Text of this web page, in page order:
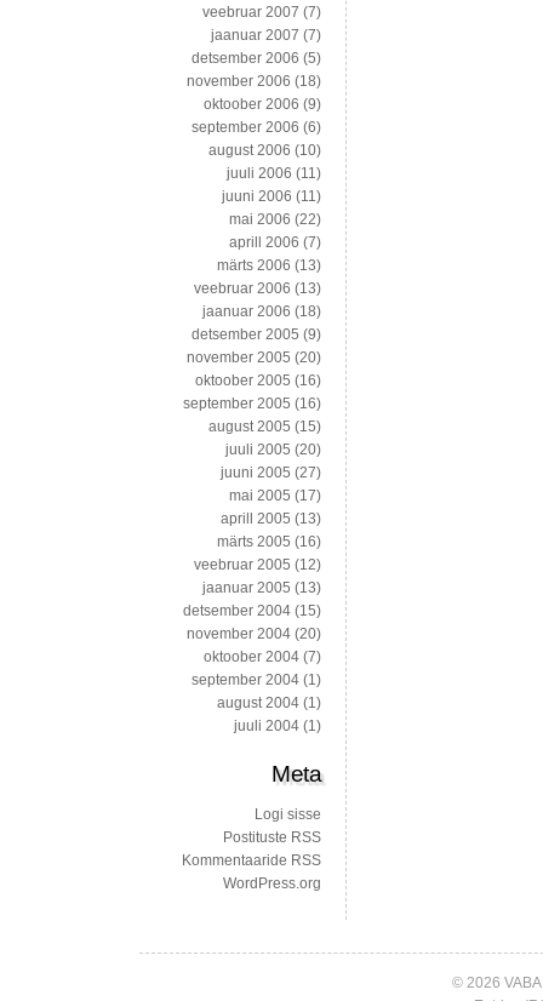
veebruar 2007 (7)
jaanuar 2007 (7)
detsember 2006 (5)
november 2006 (18)
oktoober 2006 (9)
september 2006 (6)
august 2006 (10)
juuli 2006 (11)
juuni 2006 (11)
mai 2006 (22)
aprill 2006 (7)
märts 2006 (13)
veebruar 2006 (13)
jaanuar 2006 (18)
detsember 2005 (9)
november 2005 (20)
oktoober 2005 (16)
september 2005 (16)
august 2005 (15)
juuli 2005 (20)
juuni 2005 (27)
mai 2005 (17)
aprill 2005 (13)
märts 2005 (16)
veebruar 2005 (12)
jaanuar 2005 (13)
detsember 2004 (15)
november 2004 (20)
oktoober 2004 (7)
september 2004 (1)
august 2004 (1)
juuli 2004 (1)
Meta
Logi sisse
Postituste RSS
Kommentaaride RSS
WordPress.org
© 2026